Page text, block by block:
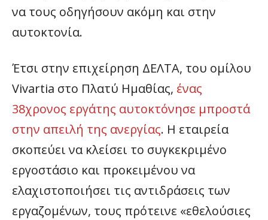
να τους οδηγήσουν ακόμη και στην
αυτοκτονία.
Έτσι στην επιχείρηση ΔΕΛΤΑ, του ομίλου
Vivartia στο Πλατύ Ημαθίας, ένας
38χρονος εργάτης αυτοκτόνησε μπροστά
στην απειλή της ανεργίας. Η εταιρεία
σκοπεύει να κλείσει το συγκεκριμένο
εργοστάσιο και προκειμένου να
ελαχιστοποιήσει τις αντιδράσεις των
εργαζομένων, τους πρότεινε «εθελούσιες